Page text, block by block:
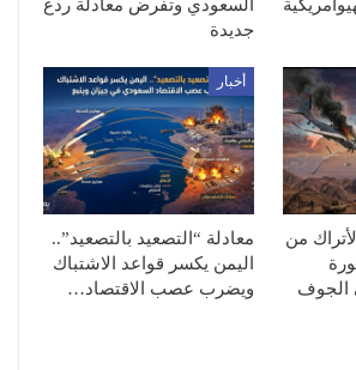
السعودي وتفرض معادلة ردع
جديدة
من
الجوف
أخبار
معادلة “التصعيد بالتصعيد”..
اليمن يكسر قواعد الاشتباك
ويضرب عصب الاقتصاد…